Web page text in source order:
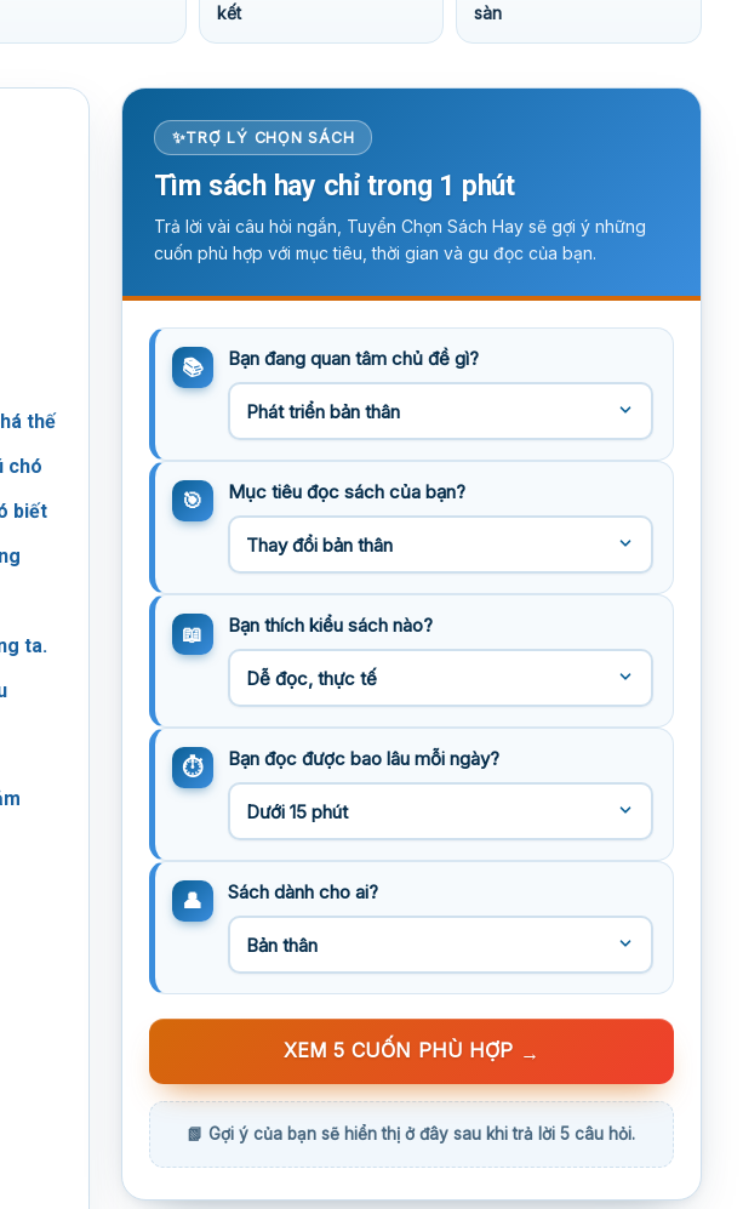
kết
sàn
thế
chó
biết
ta.
TRỢ LÝ CHỌN SÁCH
Tìm sách hay chỉ trong 1 phút
Trả lời vài câu hỏi ngắn, Tuyển Chọn Sách Hay sẽ gợi ý những
cuốn phù hợp với mục tiêu, thời gian và gu đọc của bạn.
Bạn đang quan tâm chủ đề gì?
Mục tiêu đọc sách của bạn?
Bạn thích kiểu sách nào?
Bạn đọc được bao lâu mỗi ngày?
Sách dành cho ai?
XEM 5 CUỐN PHÙ HỢP →